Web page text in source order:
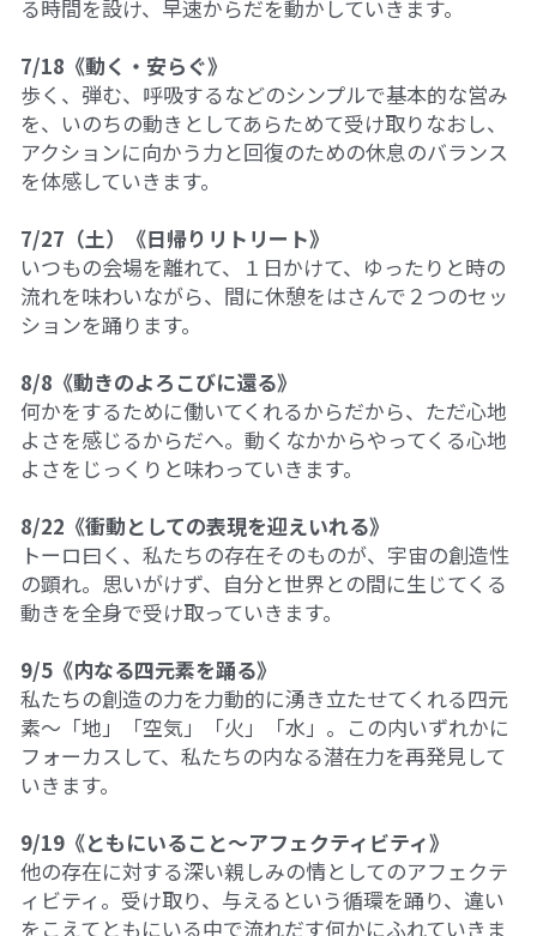
る時間を設け、早速からだを動かしていきます。
7/18《動く・安らぐ》
歩く、弾む、呼吸するなどのシンプルで基本的な営み
を、いのちの動きとしてあらためて受け取りなおし、
アクションに向かう力と回復のための休息のバランス
を体感していきます。
7/27（土）《日帰りリトリート》
いつもの会場を離れて、１日かけて、ゆったりと時の
流れを味わいながら、間に休憩をはさんで２つのセッ
ションを踊ります。
8/8《動きのよろこびに還る》
何かをするために働いてくれるからだから、ただ心地
よさを感じるからだへ。動くなかからやってくる心地
よさをじっくりと味わっていきます。
8/22《衝動としての表現を迎えいれる》
トーロ曰く、私たちの存在そのものが、宇宙の創造性
の顕れ。思いがけず、自分と世界との間に生じてくる
動きを全身で受け取っていきます。
9/5《内なる四元素を踊る》
私たちの創造の力を力動的に湧き立たせてくれる四元
素～「地」「空気」「火」「水」。この内いずれかに
フォーカスして、私たちの内なる潜在力を再発見して
いきます。
9/19《ともにいること～アフェクティビティ》
他の存在に対する深い親しみの情としてのアフェクテ
ィビティ。受け取り、与えるという循環を踊り、違い
をこえてともにいる中で流れだす何かにふれていきま
奥間さん勉強会2024
畑で実践2024
畑で実践2023
英文精読